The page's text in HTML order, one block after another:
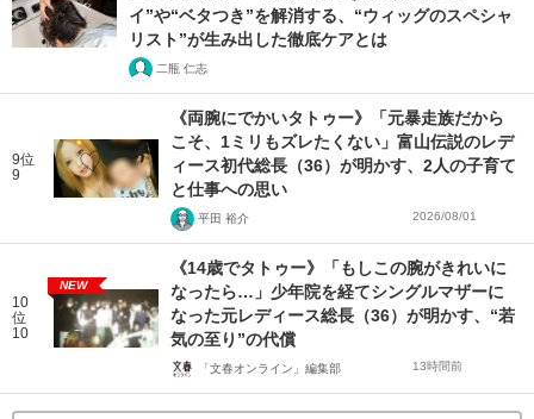
イ”や“ベタつき”を解消する、“ウィッグのスペシャ
リスト”が生み出した徹底ケアとは
二瓶 仁志
9位
9
《両腕にでかいタトゥー》「元暴走族だから
こそ、1ミリもズレたくない」富山伝説のレデ
ィース初代総長（36）が明かす、2人の子育て
と仕事への思い
平田 裕介 2026/08/01
10
位
10
NEW
《14歳でタトゥー》「もしこの腕がきれいに
なったら…」少年院を経てシングルマザーに
なった元レディース総長（36）が明かす、“若
気の至り”の代償
「文春オンライン」編集部 13時間前